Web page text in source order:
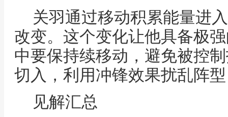
关羽通过移动积累能量进
改变。这个变化让他具备极
中要保持续移动，避免被控
切入，利用冲锋效果扰乱阵
见解汇总